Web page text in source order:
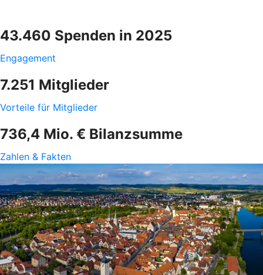
43.460 Spenden in 2025
Engagement
7.251 Mitglieder
Vorteile für Mitglieder
736,4 Mio. € Bilanzsumme
Zahlen & Fakten